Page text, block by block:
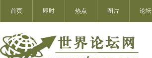
首页 即时 热点 图片 论坛